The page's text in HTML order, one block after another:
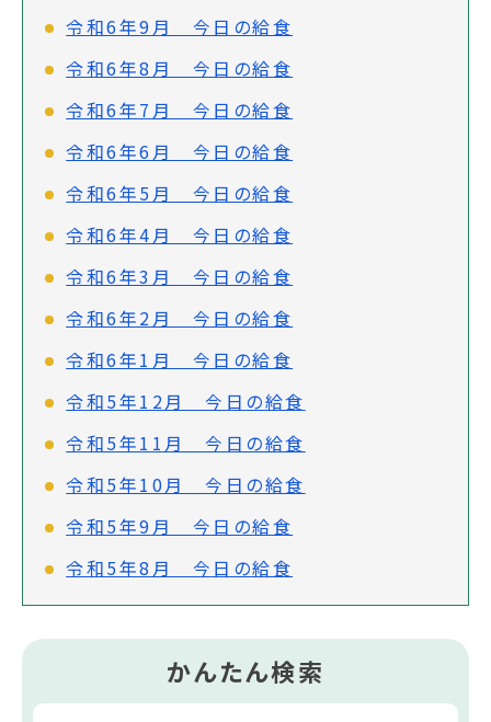
令和6年9月 今日の給食
令和6年8月 今日の給食
令和6年7月 今日の給食
令和6年6月 今日の給食
令和6年5月 今日の給食
令和6年4月 今日の給食
令和6年3月 今日の給食
令和6年2月 今日の給食
令和6年1月 今日の給食
令和5年12月 今日の給食
令和5年11月 今日の給食
令和5年10月 今日の給食
令和5年9月 今日の給食
令和5年8月 今日の給食
かんたん検索